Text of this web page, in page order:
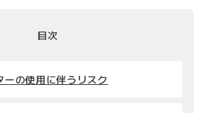
目次
ーの使用に伴うリスク